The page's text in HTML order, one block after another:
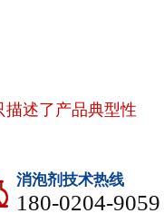
述了产品典型性
消泡剂技术热线
180-0204-9059